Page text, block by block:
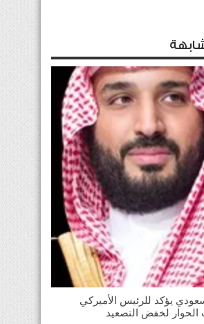
يؤكد للرئيس الأميركي
الحوار لخفض التصعيد